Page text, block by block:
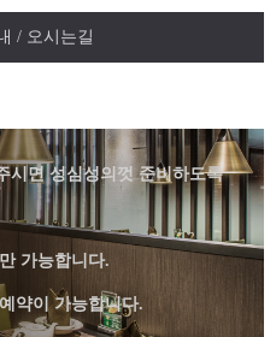
/ 오시는길
시면 성심성의껏 준비하도록
가능합니다.
약이 가능합니다.